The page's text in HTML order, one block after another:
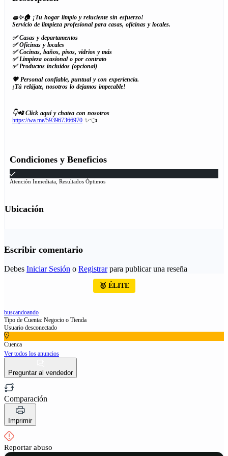
🧽✨🏠 ¡Tu hogar limpio y reluciente sin esfuerzo!
Servicio de limpieza profesional para casas, oficinas y locales.
✅ Casas y departamentos
✅ Oficinas y locales
✅ Cocinas, baños, pisos, vidrios y más
✅ Limpieza ocasional o por contrato
✅ Productos incluidos (opcional)
💖 Personal confiable, puntual y con experiencia.
¡Tú relájate, nosotros lo dejamos impecable!
👇📲 Click aquí y chatea con nosotros
https://wa.me/593967366970 ✨👈
Condiciones y Beneficios
Atención Inmediata, Resultados Óptimos
Ubicación
Escribir comentario
Debes Iniciar Sesión o Registrarpara publicar una reseña
🥇 ÉLITE
buscandoando
Tipo de Cuenta: Negocio o Tienda
Usuario desconectado
Cuenca
Ver todos los anuncios
Preguntar al vendedor
Comparación
Imprimir
Reportar abuso